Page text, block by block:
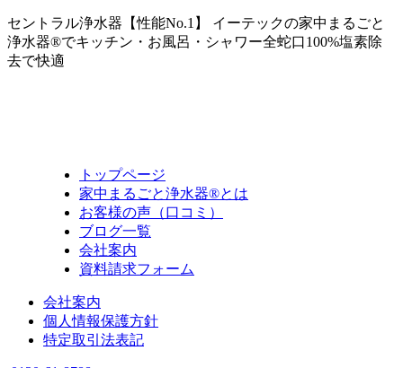
セントラル浄水器【性能No.1】 イーテックの家中まるごと
浄水器®でキッチン・お風呂・シャワー全蛇口100%塩素除
去で快適
トップページ
家中まるごと浄水器®とは
お客様の声（口コミ）
ブログ一覧
会社案内
資料請求フォーム
会社案内
個人情報保護方針
特定取引法表記